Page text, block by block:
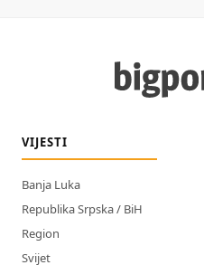
VIJESTI
Banja Luka
Republika Srpska / BiH
Region
Svijet